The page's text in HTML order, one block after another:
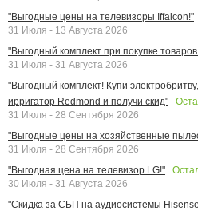
"Выгодные цены на телевизоры Iffalcon!"
31 Июля - 13 Августа 2026
"Выгодный комплект при покупке
31 Июля - 31 Августа 2026
"Выгодный комплект! Купи
ирригатор Redmond и получи скид"
31 Июля - 28 Сентября 2026
"Выгодные цены на хозяйственные
31 Июля - 28 Сентября 2026
"Выгодная цена на телевизор LG!"
30 Июля - 31 Августа 2026
"Скидка за СБП на аудиосистемы